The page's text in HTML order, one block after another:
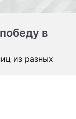
в
из разных